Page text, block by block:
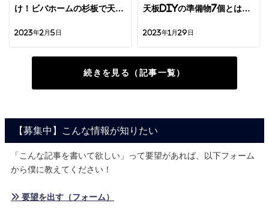
け！ビバホームの杉板で天板
を作る方法
2023年2月5日
天板DIYの準備物7個とは
【ノウハウ大公開】
2023年1月29日
続きを見る（記事一覧）
【募集中】こんな情報が知りたい
「こんな記事を書いて欲しい」って要望があれば、以下フォーム
から僕に教えてください！
» 要望を出す（フォーム）